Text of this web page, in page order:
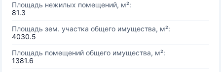
Площадь нежилых помещений, м²:
81.3
Площадь зем. участка общего имущества, м²:
4030.5
Площадь помещений общего имущества, м²:
1381.6